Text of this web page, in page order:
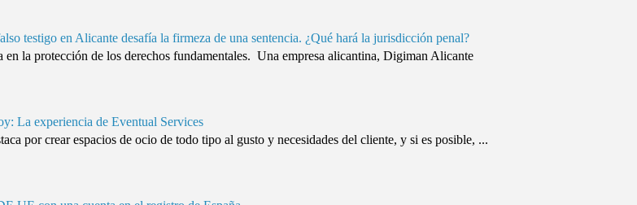
testigo en Alicante desafía la firmeza de una sentencia. ¿Qué hará la jurisdicción penal?
en la protección de los derechos fundamentales. Una empresa alicantina, Digiman Alicante
La experiencia de Eventual Services
por crear espacios de ocio de todo tipo al gusto y necesidades del cliente, y si es posible, ...